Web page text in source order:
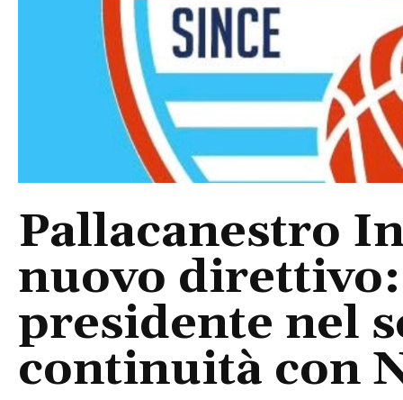
Pallacanestro
nuovo
presidente nel
continuità con